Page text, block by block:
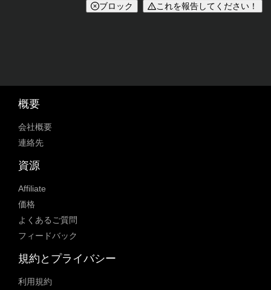
ブロック これを報告してください！
概要
会社概要
連絡先
資源
Affiliate
価格
よくあるご質問
フィードバック
規約とプライバシー
利用規約